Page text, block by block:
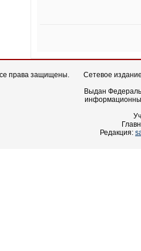
права защищены.
Сетевое
Выдан
Редакция: